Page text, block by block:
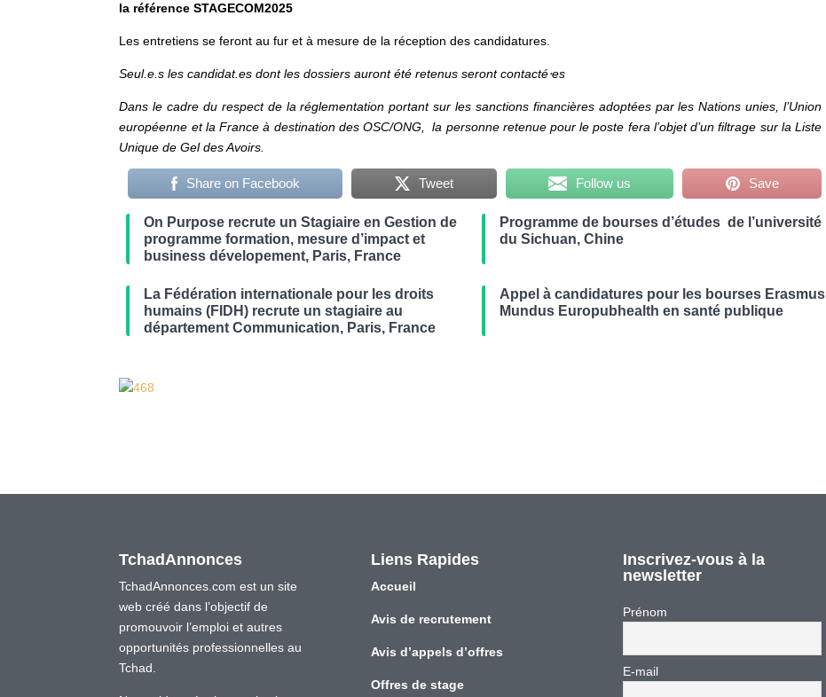
la référence STAGECOM2025
Les entretiens se feront au fur et à mesure de la réception des candidatures.
Seul.e.sles candidat.es dont les dossiers auront été retenus seront contacté⋅es
Dans le cadre du respect de la réglementation portant sur les sanctions financières adoptées par les Nations unies, l’Union
européenne et la France à destination des OSC/ONG, la personne retenue pour le poste fera l’objet d’un filtrage sur la Liste
Unique de Gel des Avoirs.
Share on Facebook Tweet Follow us Save
On Purpose recrute un Stagiaire en Gestion de
programme formation, mesure d’impact et
business dévelopement, Paris, France
Programme de bourses d’études de l’université
du Sichuan, Chine
La Fédération internationale pour les droits
humains (FIDH) recrute un stagiaire au
département Communication, Paris, France
Appel à candidatures pour les bourses Erasmus
Mundus Europubhealth en santé publique
TchadAnnonces
TchadAnnonces.com est un site
web créé dans l’objectif de
promouvoir l’emploi et autres
opportunités professionnelles au
Tchad.
Liens Rapides
Accueil
Avis de recrutement
Avis d’appels d’offres
Offres de stage
Inscrivez-vous à la
newsletter
Prénom
E-mail